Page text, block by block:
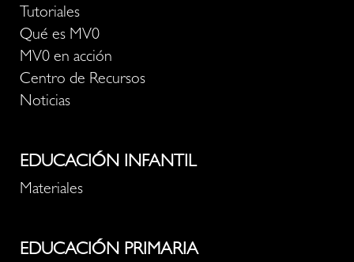
Tutoriales
Qué es MV0
MV0 en acción
Centro de Recursos
Noticias
EDUCACIÓN INFANTIL
Materiales
EDUCACIÓN PRIMARIA